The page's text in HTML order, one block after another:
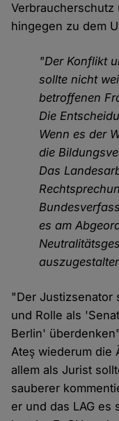
hingegen zu dem
"Der Konflikt
sollte nicht
betroffenen
Die
Wenn es der
die
Das
es am
"Der Justizsenator
und Rolle als
Berlin'
Ateş wiederum die
allem als Jurist
sauberer
er und das LAG es